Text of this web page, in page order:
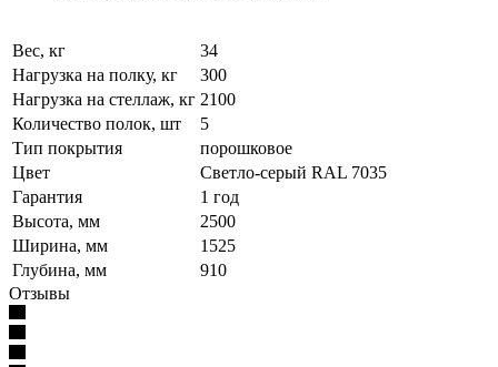
Вес, кг
34
Нагрузка на полку, кг
300
Нагрузка на стеллаж, кг 2100
Количество полок, шт
5
Тип покрытия
порошковое
Цвет
Светло-серый RAL 7035
Гарантия
1 год
Высота, мм
2500
Ширина, мм
1525
Глубина, мм
910
Отзывы